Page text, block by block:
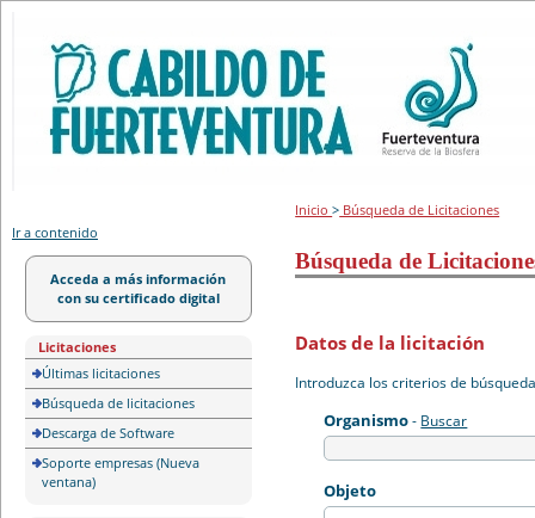
Ir a contenido
Acceda a más información
con su certificado digital
Licitaciones
Últimas licitaciones
Búsqueda de licitaciones
Descarga de Software
Soporte empresas (Nueva
ventana)
Inicio> Búsqueda de Licitaciones
Búsqueda de
Introduzca los criterios de
Datos de la licitación
Organismo- Buscar
Objeto